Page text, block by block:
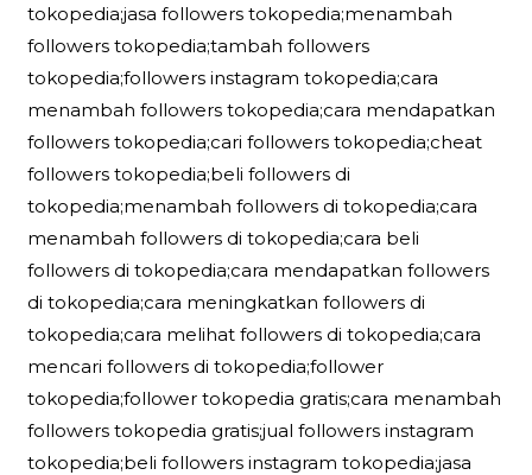
tokopedia;jasa followers tokopedia;menambah
followers tokopedia;tambah followers
tokopedia;followers instagram tokopedia;cara
menambah followers tokopedia;cara mendapatkan
followers tokopedia;cari followers tokopedia;cheat
followers tokopedia;beli followers di
tokopedia;menambah followers di tokopedia;cara
menambah followers di tokopedia;cara beli
followers di tokopedia;cara mendapatkan followers
di tokopedia;cara meningkatkan followers di
tokopedia;cara melihat followers di tokopedia;cara
mencari followers di tokopedia;follower
tokopedia;follower tokopedia gratis;cara menambah
followers tokopedia gratis;jual followers instagram
tokopedia;beli followers instagram tokopedia;jasa